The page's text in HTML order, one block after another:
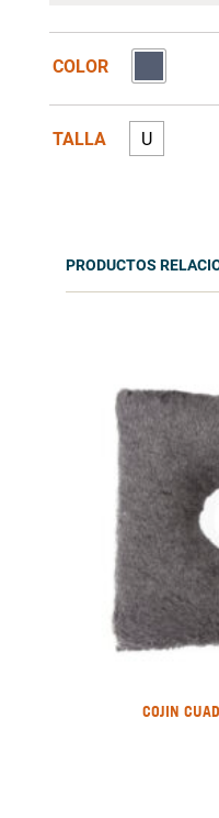
COLOR
TALLA U
PRODUCTOS
COJIN